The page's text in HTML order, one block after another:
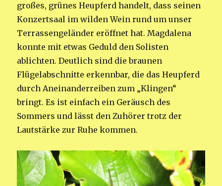
großes, grünes Heupferd handelt, dass seinen
Konzertsaal im wilden Wein rund um unser
Terrassengeländer eröffnet hat. Magdalena
konnte mit etwas Geduld den Solisten
ablichten. Deutlich sind die braunen
Flügelabschnitte erkennbar, die das Heupferd
durch Aneinanderreiben zum „Klingen“
bringt. Es ist einfach ein Geräusch des
Sommers und lässt den Zuhörer trotz der
Lautstärke zur Ruhe kommen.